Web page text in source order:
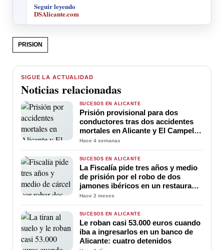
Seguir leyendo
DSAlicante.com
PRISION
SIGUE LA ACTUALIDAD
Noticias relacionadas
SUCESOS EN ALICANTE
Prisión provisional para dos
conductores tras dos accidentes
mortales en Alicante y El Campello
por conducir bajo los efectos del
alcohol y las drogas
Hace 4 semanas
SUCESOS EN ALICANTE
La Fiscalía pide tres años y medio
de prisión por el robo de dos
jamones ibéricos en un restaurante
de Alicante
Hace 2 meses
SUCESOS EN ALICANTE
Le roban casi 53.000 euros cuando
iba a ingresarlos en un banco de
Alicante: cuatro detenidos